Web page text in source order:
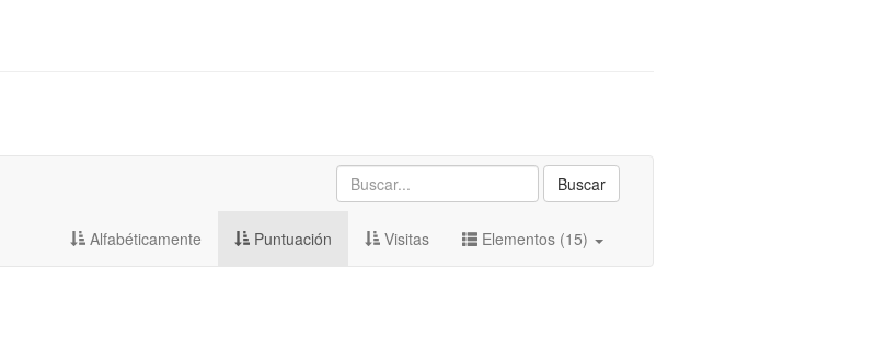
Buscar
Alfabéticamente Puntuación Visitas Elementos (15)